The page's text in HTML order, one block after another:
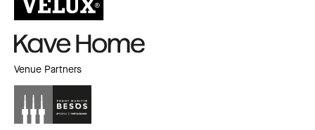
Venue Partners